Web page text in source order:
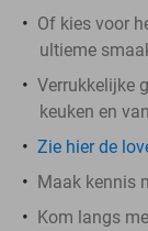
Of kies voor
ultieme
Verrukkelijke
keuken en
Zie hier de
Maak kennis
Kom langs